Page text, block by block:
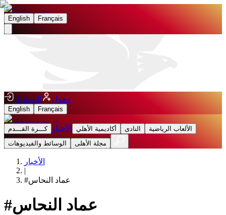
English Français
دخول التسجيل
English Français
كـــرة القـــدم الأخبار أكاديمية الأهلي النادى
الألعاب الرياضية
الوسائط والفيديوهات
مجلة الأهلى
الأخبار
|
#عماد النحاس
#عماد النحاس